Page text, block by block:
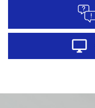
desktop_windows